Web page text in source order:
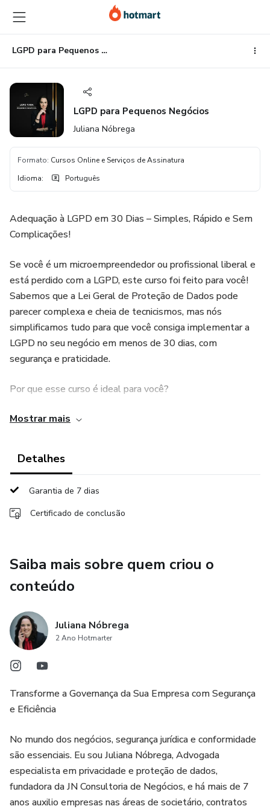
para
o
conteúdo
principal
para
o
pagamento
para
o
rodapé
LGPD para Pequenos Negócios
LGPD para Pequenos Negócios
Juliana Nóbrega
Formato: Cursos Online e Serviços de Assinatura
Idioma: Português
Adequação à LGPD em 30 Dias – Simples, Rápido e Sem
Complicações!
Se você é um microempreendedor ou profissional liberal e
está perdido com a LGPD, este curso foi feito para você!
Sabemos que a Lei Geral de Proteção de Dados pode
parecer complexa e cheia de tecnicismos, mas nós
simplificamos tudo para que você consiga implementar a
LGPD no seu negócio em menos de 30 dias, com
segurança e praticidade.
Por que esse curso é ideal para você?
> Rapidez e Eficiência: Adeque sua empresa em menos de
> Ferramentas Prontas: Modelos de contratos, políticas
aplicar imediatamente.
contínuas do curso.
> Suporte Exclusivo: Tire suas dúvidas com nosso suporte
jornada.
Resolva suas maiores dores:
de forma rápida.
documentos prontos e orientações práticas.
Garantia de 7 Dias: Teste o curso sem risco! Se não ficar
satisfeito, você tem 7 dias para solicitar reembolso.
Mostrar mais
Detalhes
Garantia de 7 dias
Certificado de conclusão
Saiba mais sobre quem criou o
conteúdo
Juliana Nóbrega
2 Ano Hotmarter
Transforme a Governança da Sua Empresa com Segurança
e Eficiência
No mundo dos negócios, segurança jurídica e conformidade
são essenciais. Eu sou Juliana Nóbrega, Advogada
especialista em privacidade e proteção de dados,
fundadora da JN Consultoria de Negócios, e há mais de 7
anos auxilio empresas nas áreas de societário, contratos